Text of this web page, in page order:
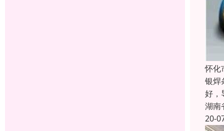
怀化
银焊
好，
湖南
20-